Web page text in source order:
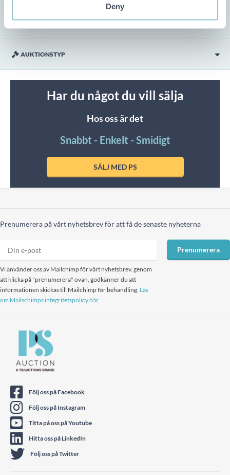
Deny
AUKTIONSTYP
Har du något du vill sälja
Hos oss är det
Snabbt - Enkelt - Smidigt
SÄLJ MED PS
Prenumerera på vårt nyhetsbrev för att få de senaste nyheterna
Vi använder oss av Mailchimp för vårt nyhetsbrev. genom
att klicka på "prenumerera" ovan, godkänner du att
informationen skickas till Mailchimp för behandling. Läs
om Mailschimps integritetspolicy här.
Prenumerera
Följ oss på Facebook
Följ oss på Instagram
Titta på oss på Youtube
Hitta oss på LinkedIn
Följ oss på Twitter